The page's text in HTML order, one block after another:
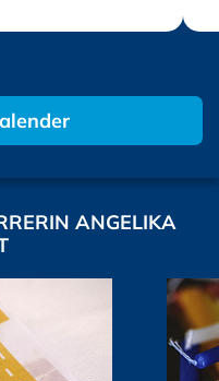
ANGELIKA